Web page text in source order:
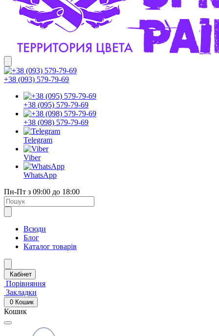
+38 (093) 579-79-69
+38 (095) 579-79-69
+38 (098) 579-79-69
Telegram
Viber
WhatsApp
Пн-Пт з 09:00 до 18:00
Всюди
Блог
Каталог товарів
Кабінет
Порівняння
Закладки
0 Кошик
Кошик